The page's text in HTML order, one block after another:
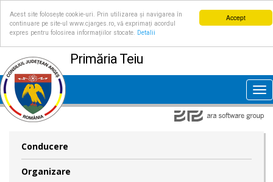
Accept
Acest site folosește cookie-uri. Prin utilizarea și navigarea în
continuare pe site-ul www.cjarges.ro, vă exprimați acordul
expres pentru folosirea informațiilor stocate.
Detalii
Primăria Teiu
Conducere
Organizare